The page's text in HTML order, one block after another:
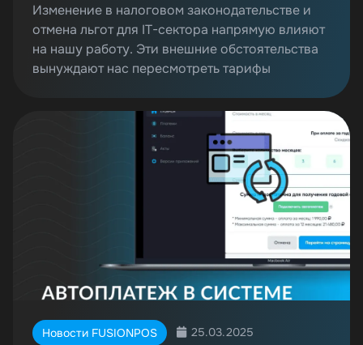
Изменение в налоговом законодательстве и
отмена льгот для IT-сектора напрямую влияют
на нашу работу. Эти внешние обстоятельства
вынуждают нас пересмотреть тарифы
Новости FUSIONPOS 25.03.2025